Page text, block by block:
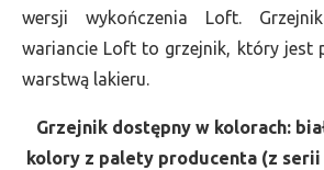
wersji wykończenia Loft.
wariancie Loft to grzejnik, który jest
warstwą lakieru.
Grzejnik dostępny w kolorach:
kolory z palety producenta (z serii